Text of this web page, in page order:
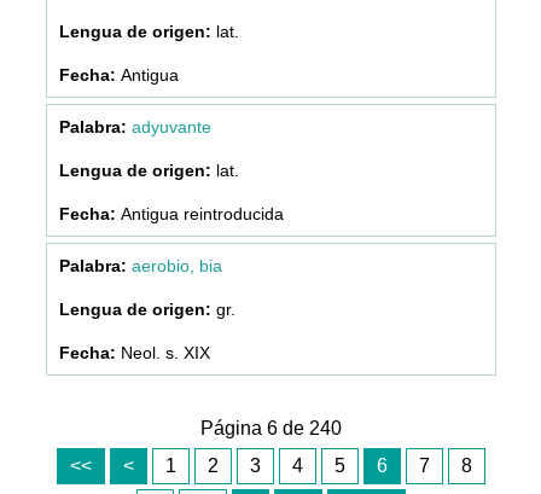
lat.
Antigua
adyuvante
lat.
Antigua reintroducida
aerobio, bia
gr.
Neol. s. XIX
Página 6 de 240
<<
< 1 2 3 4 5 6 7
8